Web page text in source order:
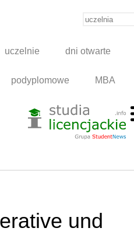
uczelnie dni otwarte
podyplomowe MBA
und